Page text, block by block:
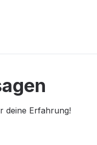
deine Erfahrung!